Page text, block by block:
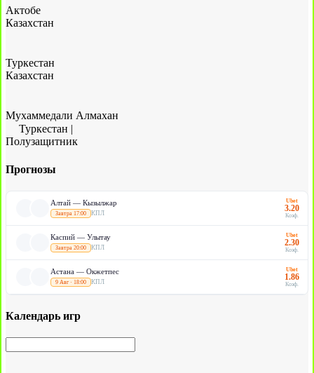
Актобе
Казахстан
Туркестан
Казахстан
Мухаммедали Алмахан
Туркестан |
Полузащитник
Прогнозы
Алтай — Кызылжар
Завтра 17:00 КПЛ
Ubet
3.20
Коэф.
Каспий — Улытау
Завтра 20:00 КПЛ
Ubet
2.30
Коэф.
Астана — Окжетпес
9 Авг · 18:00 КПЛ
Ubet
1.86
Коэф.
Календарь игр